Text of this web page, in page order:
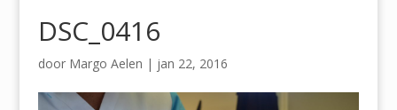
DSC_0416
door Margo Aelen | jan 22, 2016